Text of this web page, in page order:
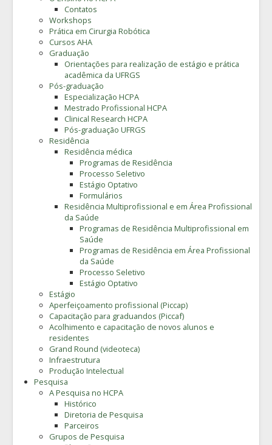
Contatos
Workshops
Prática em Cirurgia Robótica
Cursos AHA
Graduação
Orientações para realização de estágio e prática
acadêmica da UFRGS
Pós-graduação
Especialização HCPA
Mestrado Profissional HCPA
Clinical Research HCPA
Pós-graduação UFRGS
Residência
Residência médica
Programas de Residência
Processo Seletivo
Estágio Optativo
Formulários
Residência Multiprofissional e em Área Profissional
da Saúde
Programas de Residência Multiprofissional em
Saúde
Programas de Residência em Área Profissional
da Saúde
Processo Seletivo
Estágio Optativo
Estágio
Aperfeiçoamento profissional (Piccap)
Capacitação para graduandos (Piccaf)
Acolhimento e capacitação de novos alunos e
residentes
Grand Round (videoteca)
Infraestrutura
Produção Intelectual
Pesquisa
A Pesquisa no HCPA
Histórico
Diretoria de Pesquisa
Parceiros
Grupos de Pesquisa